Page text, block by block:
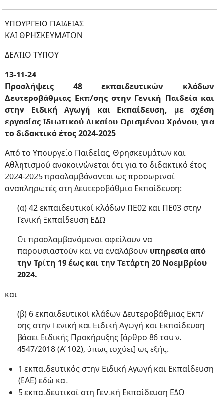
ΥΠΟΥΡΓΕΙΟ ΠΑΙΔΕΙΑΣ
ΚΑΙ ΘΡΗΣΚΕΥΜΑΤΩΝ
ΔΕΛΤΙΟ ΤΥΠΟΥ
13-11-24
Προσλήψεις 48 εκπαιδευτικών κλάδων
Δευτεροβάθμιας Εκπ/σης στην Γενική Παιδεία και
στην Ειδική Αγωγή και Εκπαίδευση, με σχέση
εργασίας Ιδιωτικού Δικαίου Ορισμένου Χρόνου, για
το διδακτικό έτος 2024-2025
Από το Υπουργείο Παιδείας, Θρησκευμάτων και
Αθλητισμού ανακοινώνεται ότι για το διδακτικό έτος
2024-2025 προσλαμβάνονται ως προσωρινοί
αναπληρωτές στη Δευτεροβάθμια Εκπαίδευση:
(α) 42 εκπαιδευτικοί κλάδων ΠΕ02 και ΠΕ03 στην
Γενική Εκπαίδευση ΕΔΩ
Οι προσλαμβανόμενοι οφείλουν να
παρουσιαστούν και να αναλάβουν υπηρεσία από
την Τρίτη 19 έως και την Τετάρτη 20 Νοεμβρίου
2024.
και
(β) 6 εκπαιδευτικοί κλάδων Δευτεροβάθμιας Εκπ/
σης στην Γενική και Ειδική Αγωγή και Εκπαίδευση
βάσει Ειδικής Προκήρυξης [άρθρο 86 του ν.
4547/2018 (Α’ 102), όπως ισχύει] ως εξής:
1 εκπαιδευτικός στην Ειδική Αγωγή και Εκπαίδευση
(ΕΑΕ) εδώ και
5 εκπαιδευτικοί στη Γενική Εκπαίδευση ΕΔΩ